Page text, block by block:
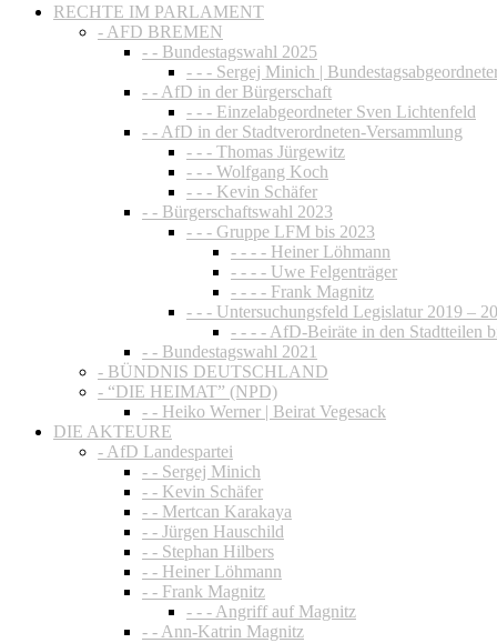
RECHTE IM PARLAMENT
- AFD BREMEN
- - Bundestagswahl 2025
- - - Sergej Minich |
- - AfD in der Bürgerschaft
- - - Einzelabgeordneter Sven Lichtenfeld
- - AfD in der Stadtverordneten-Versammlung
- - - Thomas Jürgewitz
- - - Wolfgang Koch
- - - Kevin Schäfer
- - Bürgerschaftswahl 2023
- - - Gruppe LFM bis 2023
- - - - Heiner Löhmann
- - - - Uwe Felgenträger
- - - - Frank Magnitz
- - - Untersuchungsfeld Legislatur 2019 –
- - - - AfD-Beiräte in den Stadtteilen
- - Bundestagswahl 2021
- BÜNDNIS DEUTSCHLAND
- “DIE HEIMAT” (NPD)
- - Heiko Werner | Beirat Vegesack
DIE AKTEURE
- AfD Landespartei
- - Sergej Minich
- - Kevin Schäfer
- - Mertcan Karakaya
- - Jürgen Hauschild
- - Stephan Hilbers
- - Heiner Löhmann
- - Frank Magnitz
- - - Angriff auf Magnitz
- - Ann-Katrin Magnitz